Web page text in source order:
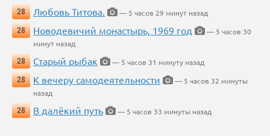
28
Любовь Титова.
— 5 часов 29 минут назад
28
Новодевичий монастырь, 1969 год
— 5 часов 30
минут назад
28
Старый рыбак
— 5 часов 31 минуту назад
28
К вечеру самодеятельности
— 5 часов 32 минуты
назад
28
В далёкий путь — 5 часов 33 минуты назад